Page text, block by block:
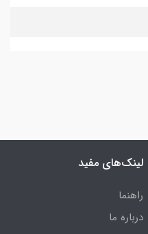
لینک‌های مفید
راهنما
درباره ما